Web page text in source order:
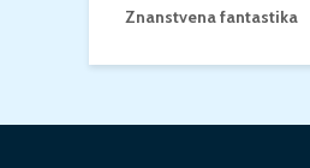
Znanstvena fantastika